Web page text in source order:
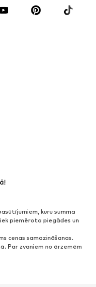
populāri
populāri
kuru summa
piemērota piegādes un
cenas samazināšanas.
Par zvaniem no ārzemēm